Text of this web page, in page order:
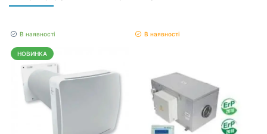
В наявності
НОВИНКА
В наявності